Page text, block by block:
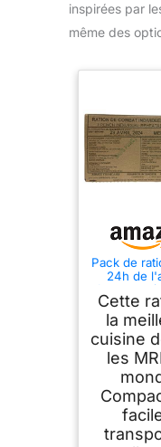
inspirées par
même des
Pack de
24h de
française
Cette
la
cuisine
les